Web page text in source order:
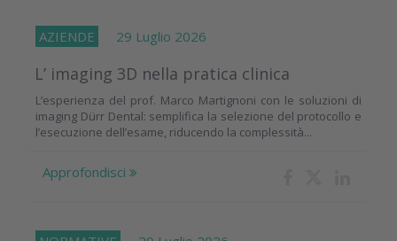
AZIENDE 29 Luglio 2026
L’ imaging 3D nella pratica clinica
L’esperienza del prof. Marco Martignoni con le soluzioni di
imaging Dürr Dental: semplifica la selezione del protocollo e
l’esecuzione dell’esame, riducendo la complessità...
Approfondisci